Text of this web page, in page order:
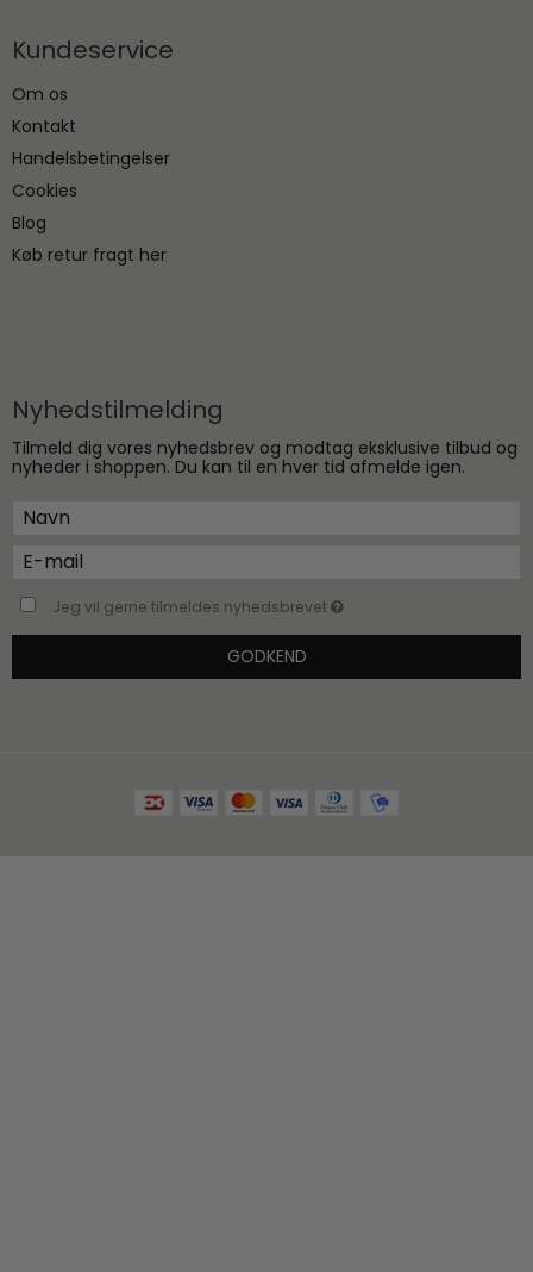
Kundeservice
Om os
Kontakt
Handelsbetingelser
Cookies
Blog
Køb retur fragt her
Nyhedstilmelding
Tilmeld dig vores nyhedsbrev og modtag eksklusive tilbud og
nyheder i shoppen. Du kan til en hver tid afmelde igen.
Jeg vil gerne tilmeldes nyhedsbrevet
GODKEND